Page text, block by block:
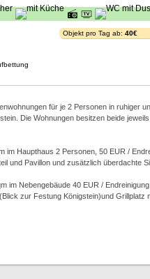
Objekt pro Tag ab: 40€
für je 2 Personen in ruhiger
Die Wohnungen besitzen beide
im Haupthaus 2 Personen, 50 EUR /
und Pavillon und zusätzlich überdachte
im Nebengebäude 40 EUR /
zur Festung Königstein)und Grillplatz